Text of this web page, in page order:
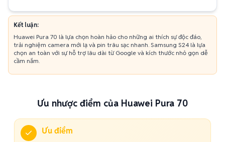
Kết luận:
Huawei Pura 70 là lựa chọn hoàn hảo cho những ai thích sự độc đáo,
trải nghiệm camera mới lạ và pin trâu sạc nhanh. Samsung S24 là lựa
chọn an toàn với sự hỗ trợ lâu dài từ Google và kích thước nhỏ gọn dễ
cầm nắm.
Ưu nhược điểm của Huawei Pura 70
Ưu điểm